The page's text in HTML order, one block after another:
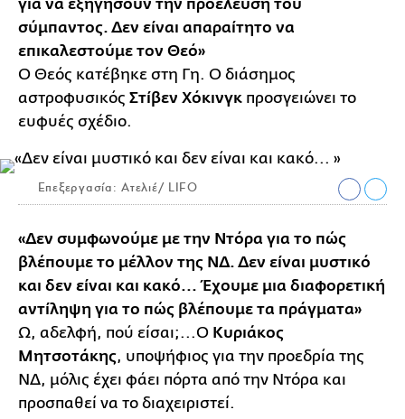
για να εξηγήσουν την προέλευση του
σύμπαντος. Δεν είναι απαραίτητο να
επικαλεστούμε τον Θεό»
Ο Θεός κατέβηκε στη Γη. Ο διάσημος
αστροφυσικός Στίβεν Χόκινγκ προσγειώνει το
ευφυές σχέδιο.
Επεξεργασία: Ατελιέ/ LIFO
«Δεν συμφωνούμε με την Ντόρα για το πώς
βλέπουμε το μέλλον της ΝΔ. Δεν είναι μυστικό
και δεν είναι και κακό... Έχουμε μια διαφορετική
αντίληψη για το πώς βλέπουμε τα πράγματα»
Ω, αδελφή, πού είσαι;...Ο Κυριάκος
Μητσοτάκης, υποψήφιος για την προεδρία της
ΝΔ, μόλις έχει φάει πόρτα από την Ντόρα και
προσπαθεί να το διαχειριστεί.